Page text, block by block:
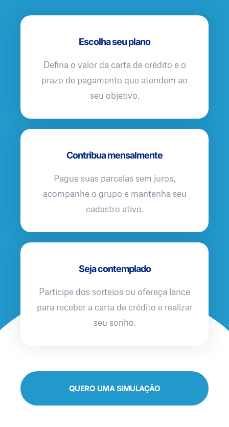
Escolha seu plano
Defina o valor da carta de crédito e o
prazo de pagamento que atendem ao
seu objetivo.
Contribua mensalmente
Pague suas parcelas sem juros,
acompanhe o grupo e mantenha seu
cadastro ativo.
Seja contemplado
Participe dos sorteios ou ofereça lance
para receber a carta de crédito e realizar
seu sonho.
QUERO UMA SIMULAÇÃO